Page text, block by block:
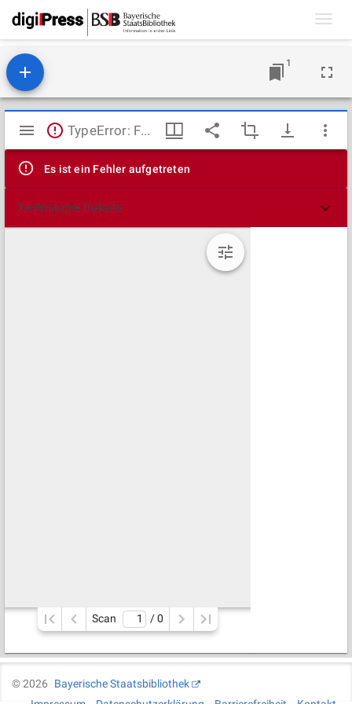
1
Mirador
Viewer
TypeError: Failed to fetch
Es ist ein Fehler aufgetreten
Technische Details
Scan / 0
©2026
Bayerische Staatsbibliothek